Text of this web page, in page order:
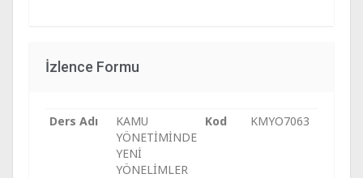
İzlence Formu
Ders Adı
KAMU
YÖNETİMİNDE
YENİ
YÖNELİMLER
Kod KMYO7063